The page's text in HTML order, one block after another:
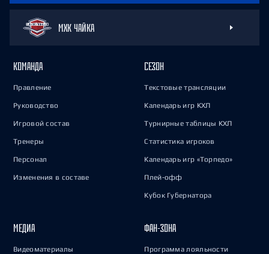
МХК ЧАЙКА
КОМАНДА
Правление
Руководство
Игровой состав
Тренеры
Персонал
Изменения в составе
СЕЗОН
Текстовые трансляции
Календарь игр КХЛ
Турнирные таблицы КХЛ
Статистика игроков
Календарь игр «Торпедо»
Плей-офф
Кубок Губернатора
МЕДИА
Видеоматериалы
ФАН-ЗОНА
Программа лояльности